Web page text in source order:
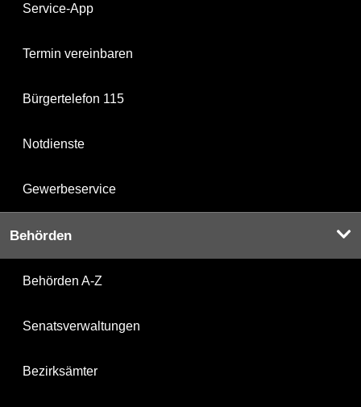
Service-App
Termin vereinbaren
Bürgertelefon 115
Notdienste
Gewerbeservice
Behörden
Behörden A-Z
Senatsverwaltungen
Bezirksämter